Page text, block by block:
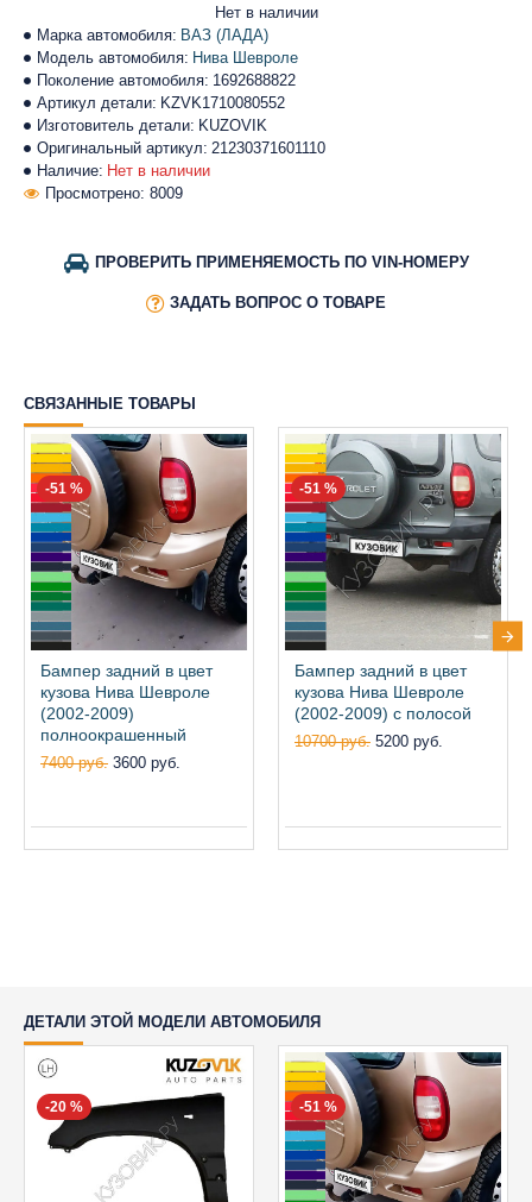
Наличие: Нет в наличии
Марка автомобиля: ВАЗ (ЛАДА)
Модель автомобиля: Нива Шевроле
Поколение автомобиля: 1692688822
Артикул детали: KZVK1710080552
Изготовитель детали: KUZOVIK
Оригинальный артикул: 21230371601110
Просмотрено: 8009
Нет в наличии
ПРОВЕРИТЬ ПРИМЕНЯЕМОСТЬ ПО VIN-НОМЕРУ
ЗАДАТЬ ВОПРОС О ТОВАРЕ
СВЯЗАННЫЕ ТОВАРЫ
-51 %
Бампер задний в цвет
кузова Нива Шевроле
(2002-2009)
полноокрашенный
7400 руб. 3600 руб.
-51 %
Бампер задний в цвет
кузова Нива Шевроле
(2002-2009) с полосой
10700 руб. 5200 руб.
ДЕТАЛИ ЭТОЙ МОДЕЛИ АВТОМОБИЛЯ
-20 % -51 %